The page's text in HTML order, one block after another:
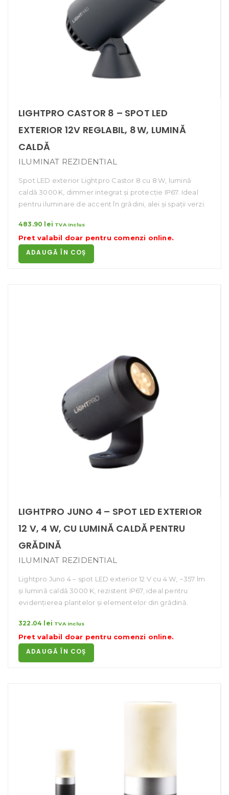
LIGHTPRO CASTOR 8 – SPOT LED
EXTERIOR 12V REGLABIL, 8 W, LUMINĂ
CALDĂ
ILUMINAT REZIDENTIAL
Spot LED exterior Lightpro Castor 8 cu 8 W, lumină
caldă 3000 K, dimmer integrat și protecție IP67. Ideal
pentru iluminare de accent în grădini, alei și spații verzi.
483.90 lei TVA inclus
Pret valabil doar pentru comenzi online.
ADAUGĂ ÎN COȘ
LIGHTPRO JUNO 4 – SPOT LED EXTERIOR
12 V, 4 W, CU LUMINĂ CALDĂ PENTRU
GRĂDINĂ
ILUMINAT REZIDENTIAL
Lightpro Juno 4 – spot LED exterior 12 V cu 4 W, ~357 lm
și lumină caldă 3000 K, rezistent IP67, ideal pentru
evidențierea plantelor și elementelor din grădină.
322.04 lei TVA inclus
Pret valabil doar pentru comenzi online.
ADAUGĂ ÎN COȘ